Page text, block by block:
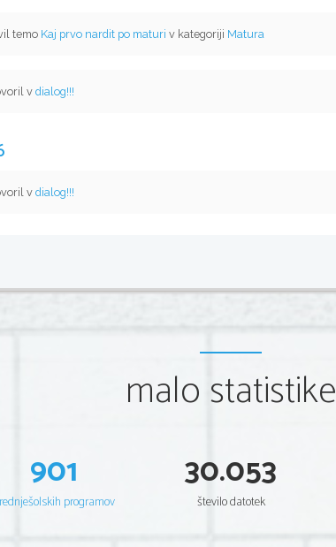
temo Kaj prvo nardit po maturi v kategoriji Matura
vdialog!!!
vdialog!!!
malo statistike
901
programov
30.053
število datotek